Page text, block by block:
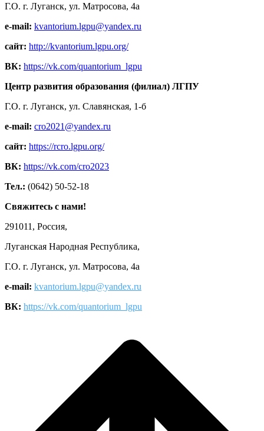
Г.О. г. Луганск, ул. Матросова, 4а
e-mail: kvantorium.lgpu@yandex.ru
сайт: http://kvantorium.lgpu.org/
ВК: https://vk.com/quantorium_lgpu
Центр развития образования (филиал) ЛГПУ
Г.О. г. Луганск, ул. Славянская, 1-б
e-mail: cro2021@yandex.ru
сайт: https://rcro.lgpu.org/
ВК: https://vk.com/cro2023
Тел.: (0642) 50-52-18
Свяжитесь с нами!
291011, Россия,
Луганская Народная Республика,
Г.О. г. Луганск, ул. Матросова, 4а
e-mail: kvantorium.lgpu@yandex.ru
ВК: https://vk.com/quantorium_lgpu